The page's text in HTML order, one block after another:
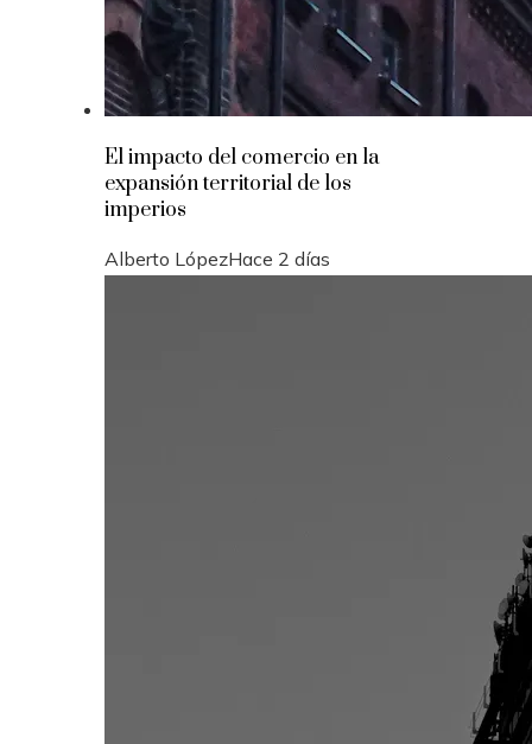
El impacto del comercio en la
expansión territorial de los
imperios
Alberto LópezHace 2 días